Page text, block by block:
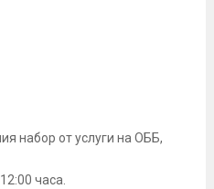
набор от услуги на ОББ,
часа.